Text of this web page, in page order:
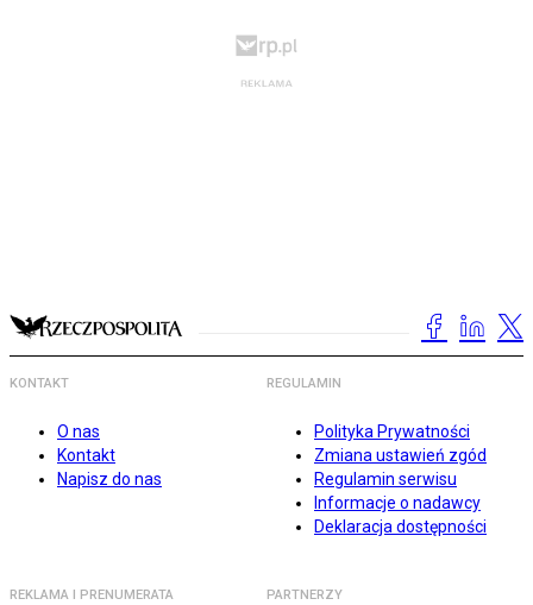
KONTAKT
O nas
Kontakt
Napisz do nas
REGULAMIN
Polityka Prywatności
Zmiana ustawień zgód
Regulamin serwisu
Informacje o nadawcy
Deklaracja dostępności
REKLAMA I PRENUMERATA PARTNERZY